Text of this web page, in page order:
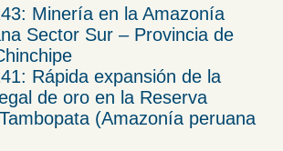
Minería en la Amazonía
Sector Sur – Provincia de
Rápida expansión de la
de oro en la Reserva
(Amazonía peruana